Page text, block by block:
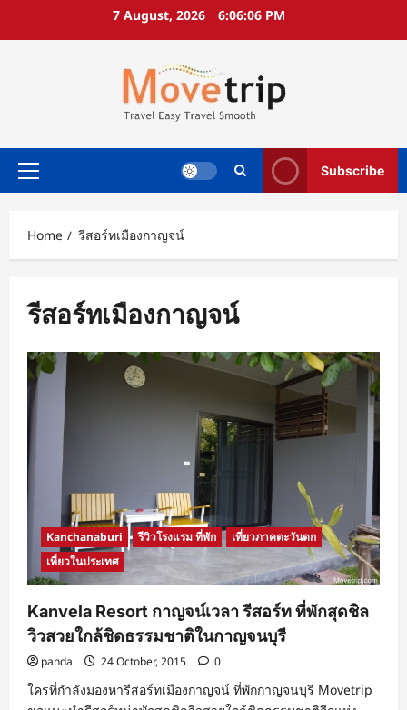
7 August, 2026 6:06:06 PM
Primary
Subscribe
Home รีสอร์ทเมืองกาญจน์
รีสอร์ทเมืองกาญจน์
Kanchanaburi รีวิวโรงแรม ที่พัก
เที่ยวภาคตะวันตก
เที่ยวในประเทศ
Kanvela Resort กาญจน์เวลา รีสอร์ท ที่พักสุดชิล
วิวสวยใกล้ชิดธรรมชาติในกาญจนบุรี
panda 24 October, 2015 0
ใครที่กำลังมองหารีสอร์ทเมืองกาญจน์ ที่พักกาญจนบุรี Movetrip